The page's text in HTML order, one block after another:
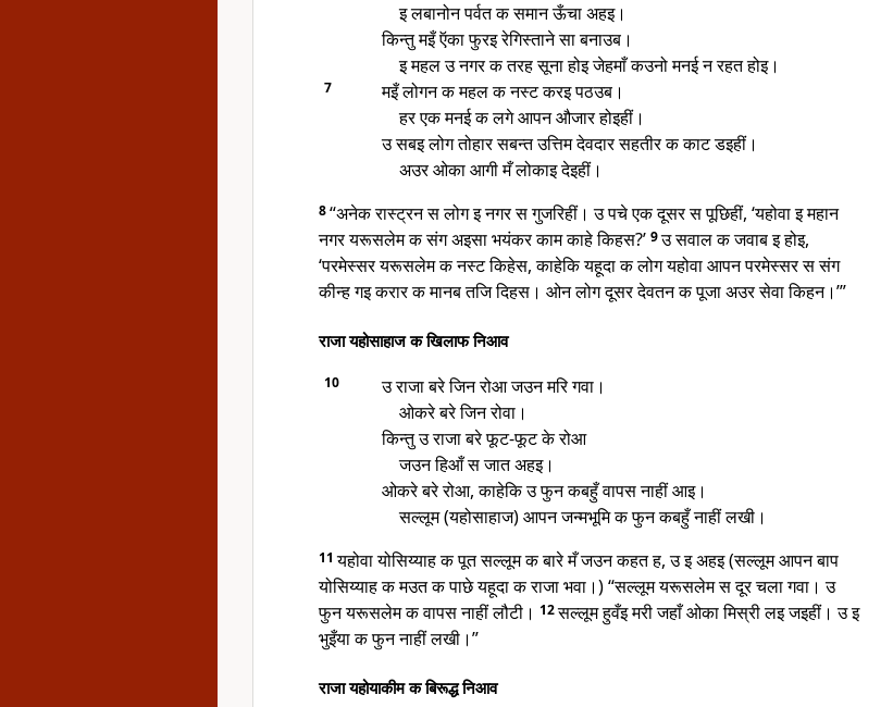
इ लबानोन पर्वत क समान ऊँचा अहइ।
किन्तु मइँ ऍका फुरइ रेगिस्ताने सा बनाउब।
इ महल उ नगर क तरह सूना होइ जेहमाँ कउनो मनई न रहत होइ।
7
मइँ लोगन क महल क नस्ट करइ पठउब।
हर एक मनई क लगे आपन औजार होइहीं।
उ सबइ लोग तोहार सबन्त उत्तिम देवदार सहतीर क काट डइहीं।
अउर ओका आगी मँ लोकाइ देइहीं।
8“अनेक रास्ट्रन स लोग इ नगर स गुजरिहीं। उ पचे एक दूसर स पूछिहीं, ‘यहोवा इ महान
नगर यरूसलेम क संग अइसा भयंकर काम काहे किहस?’ 9उ सवाल क जवाब इ होइ,
‘परमेस्सर यरूसलेम क नस्ट किहेस, काहेकि यहूदा क लोग यहोवा आपन परमेस्सर स संग
कीन्ह गइ करार क मानब तजि दिहस। ओन लोग दूसर देवतन क पूजा अउर सेवा किहन।’”
राजा यहोसाहाज क खिलाफ निआव
10
उ राजा बरे जिन रोआ जउन मरि गवा।
ओकरे बरे जिन रोवा।
किन्तु उ राजा बरे फूट-फूट के रोआ
जउन हिआँ स जात अहइ।
ओकरे बरे रोआ, काहेकि उ फुन कबहुँ वापस नाहीं आइ।
सल्लूम (यहोसाहाज) आपन जन्मभूमि क फुन कबहुँ नाहीं लखी।
11यहोवा योसिय्याह क पूत सल्लूम क बारे मँ जउन कहत ह, उ इ अहइ (सल्लूम आपन बाप
योसिय्याह क मउत क पाछे यहूदा क राजा भवा।) “सल्लूम यरूसलेम स दूर चला गवा। उ
फुन यरूसलेम क वापस नाहीं लौटी। 12सल्लूम हुवँइ मरी जहाँ ओका मिस्री लइ जइहीं। उ इ
भुइँया क फुन नाहीं लखी।”
राजा यहोयाकीम क बिरूद्ध निआव